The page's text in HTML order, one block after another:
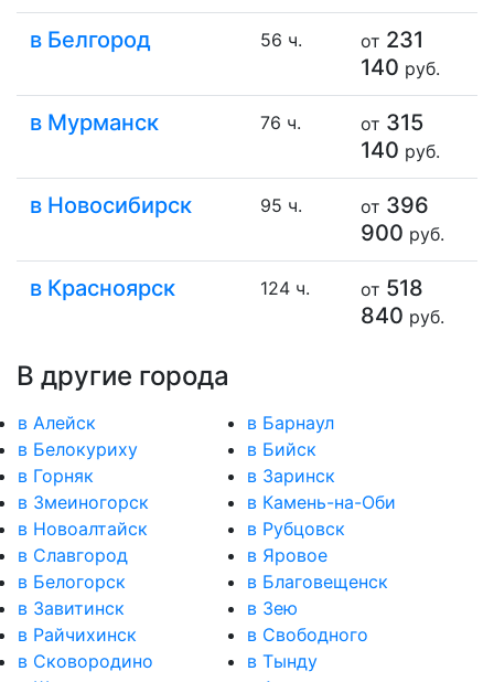
в Белгород 56 ч. от 231
140 руб.
в Мурманск 76 ч. от 315
140 руб.
в Новосибирск 95 ч. от 396
900 руб.
в Красноярск 124 ч. от 518
840 руб.
В другие города
в Алейск
в Барнаул
в Белокуриху
в Бийск
в Горняк
в Заринск
в Змеиногорск
в Камень-на-Оби
в Новоалтайск
в Рубцовск
в Славгород
в Яровое
в Белогорск
в Благовещенск
в Завитинск
в Зею
в Райчихинск
в Свободного
в Сковородино
в Тынду